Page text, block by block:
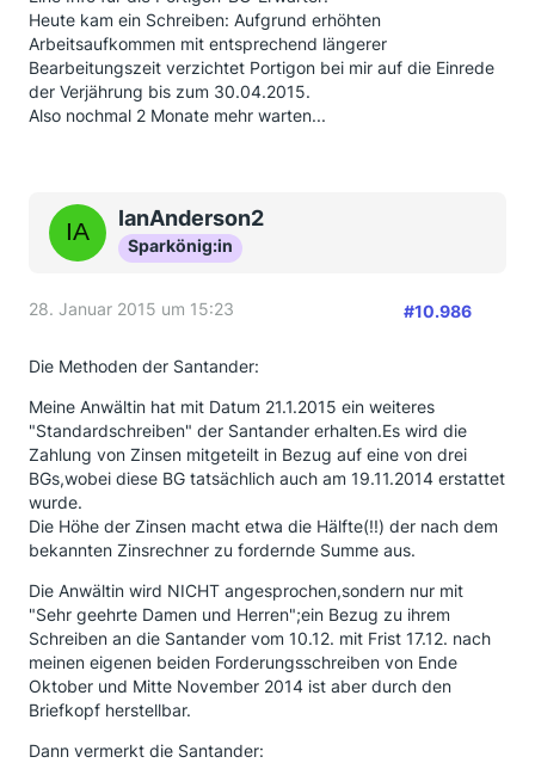
Heute kam ein Schreiben: Aufgrund erhöhten
Arbeitsaufkommen mit entsprechend längerer
Bearbeitungszeit verzichtet Portigon bei mir auf die Einrede
der Verjährung bis zum 30.04.2015.
Also nochmal 2 Monate mehr warten...
IanAnderson2
Sparkönig:in
28. Januar 2015 um 15:23 #10.986
Die Methoden der Santander:
Meine Anwältin hat mit Datum 21.1.2015 ein weiteres
"Standardschreiben" der Santander erhalten.Es wird die
Zahlung von Zinsen mitgeteilt in Bezug auf eine von drei
BGs,wobei diese BG tatsächlich auch am 19.11.2014 erstattet
wurde.
Die Höhe der Zinsen macht etwa die Hälfte(!!) der nach dem
bekannten Zinsrechner zu fordernde Summe aus.
Die Anwältin wird NICHT angesprochen,sondern nur mit
"Sehr geehrte Damen und Herren";ein Bezug zu ihrem
Schreiben an die Santander vom 10.12. mit Frist 17.12. nach
meinen eigenen beiden Forderungsschreiben von Ende
Oktober und Mitte November 2014 ist aber durch den
Briefkopf herstellbar.
Dann vermerkt die Santander: